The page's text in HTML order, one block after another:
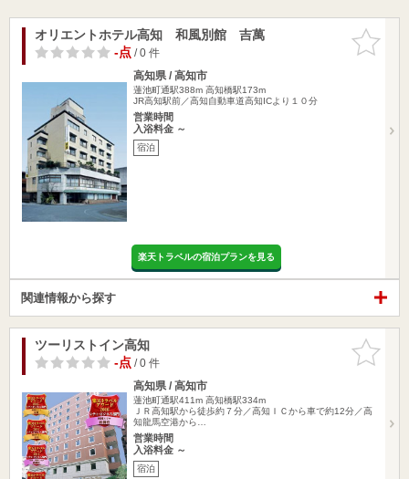
お気に入
りに追加
オリエントホテル高知 和風別館 吉萬
-点/ 0 件
高知県 / 高知市
蓮池町通駅388m 高知橋駅173m
JR高知駅前／高知自動車道高知ICより１０分
営業時間
入浴料金 ～
宿泊
楽天トラベルの宿泊プランを見る
関連情報から探す
お気に入
りに追加
ツーリストイン高知
-点/ 0 件
高知県 / 高知市
蓮池町通駅411m 高知橋駅334m
ＪＲ高知駅から徒歩約７分／高知ＩＣから車で約12分／高
知龍馬空港から…
営業時間
入浴料金 ～
宿泊